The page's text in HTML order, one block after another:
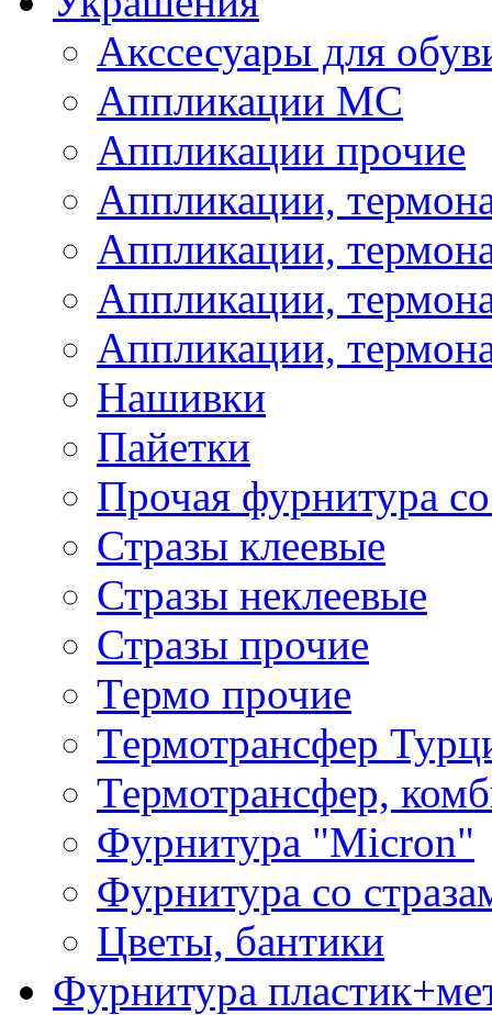
Акссесуары для
Аппликации МС
Аппликации прочие
Аппликации,
Аппликации,
Аппликации,
Аппликации,
Нашивки
Пайетки
Прочая фурнитура
Стразы клеевые
Стразы неклеевые
Стразы прочие
Термо прочие
Термотрансфер
Термотрансфер,
Фурнитура "Micron"
Фурнитура со
Цветы, бантики
Фурнитура